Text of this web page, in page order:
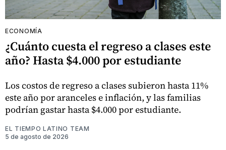
ECONOMÍA
¿Cuánto cuesta el regreso a clases este
año? Hasta $4.000 por estudiante
Los costos de regreso a clases subieron hasta 11%
este año por aranceles e inflación, y las familias
podrían gastar hasta $4.000 por estudiante.
EL TIEMPO LATINO TEAM
5 de agosto de 2026